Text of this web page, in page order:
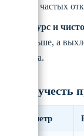
при частых
Ресурс и
дольше, а
дома.
Что учесть
Параметр